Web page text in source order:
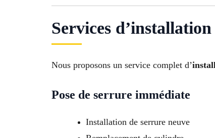
Services
Nous proposons un service complet d’
Pose de serrure immédiate
Installation de serrure neuve